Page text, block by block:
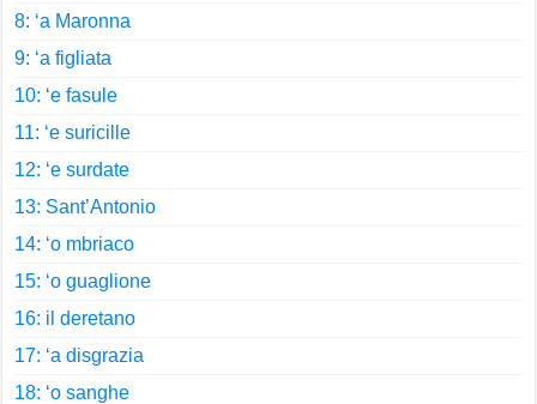
8: ‘a Maronna
9: ‘a figliata
10: ‘e fasule
11: ‘e suricille
12: ‘e surdate
13: Sant’Antonio
14: ‘o mbriaco
15: ‘o guaglione
16: il deretano
17: ‘a disgrazia
18: ‘o sanghe